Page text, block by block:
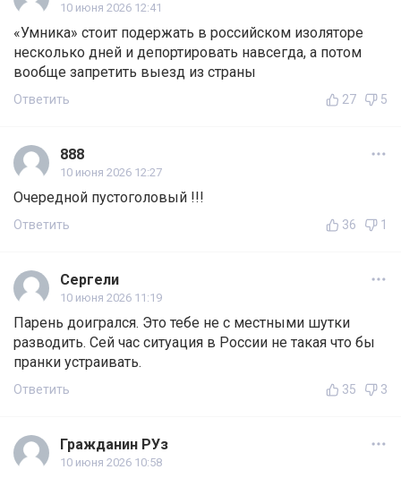
10 июня 2026 12:41
«Умника» стоит подержать в российском изоляторе
несколько дней и депортировать навсегда, а потом
вообще запретить выезд из страны
Ответить 27 5
888
10 июня 2026 12:27
Очередной пустоголовый !!!
Ответить 36 1
Сергели
10 июня 2026 11:19
Парень доигрался. Это тебе не с местными шутки
разводить. Сей час ситуация в России не такая что бы
пранки устраивать.
Ответить 35 3
Гражданин РУз
10 июня 2026 10:58